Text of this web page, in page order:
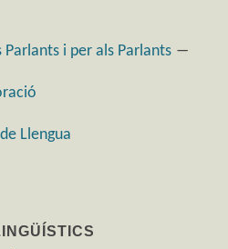
i per als Parlants ―
Llengua